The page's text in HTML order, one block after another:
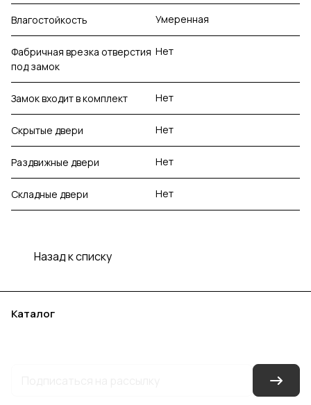
Влагостойкость Умеренная
Фабричная врезка отверстия
под замок
Нет
Замок входит в комплект Нет
Скрытые двери Нет
Раздвижные двери Нет
Складные двери Нет
Назад к списку
Каталог